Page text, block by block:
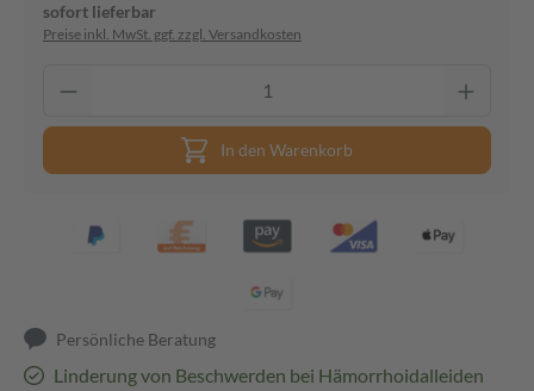
sofort lieferbar
Preise inkl. MwSt. ggf. zzgl. Versandkosten
In den Warenkorb
Persönliche Beratung
Linderung von Beschwerden bei Hämorrhoidalleiden